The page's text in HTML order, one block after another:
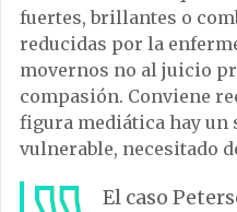
fuertes, brillantes o
reducidas por la
movernos no al juicio
compasión. Conviene
figura mediática hay un
vulnerable, necesitado
El caso